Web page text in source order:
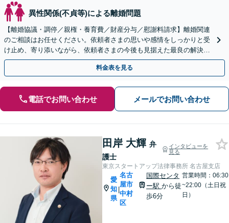
異性関係(不貞等)による離婚問題
【離婚協議・調停／親権・養育費／財産分与／慰謝料請求】離婚関連
のご相談はお任せください。依頼者さまの思いや感情をしっかりと受
け止め、寄り添いながら、依頼者さまの今後も見据えた最良の解決に
向け真摯に対応します【名古屋城駅5分】【初回相談無料】
料金表を見る
電話でお問い合わせ メールでお問い合わせ
田岸 大輝 弁
護士
インタビューを
見る
東京スタートアップ法律事務所 名古屋支店
愛
知
県
|
名古
屋市
中村
区
国際センタ
ー駅から徒
歩6分
営業時間：06:30
~22:00（土日祝
日）